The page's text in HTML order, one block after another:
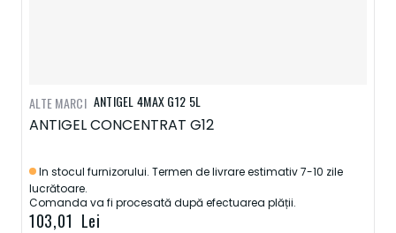
ANTIGEL 4MAX G12 5L
ANTIGEL CONCENTRAT G12
In stocul furnizorului. Termen de livrare estimativ 7-10 zile
lucrătoare.
Comanda va fi procesată după efectuarea plății.
103,01 Lei
ALTE MARCI